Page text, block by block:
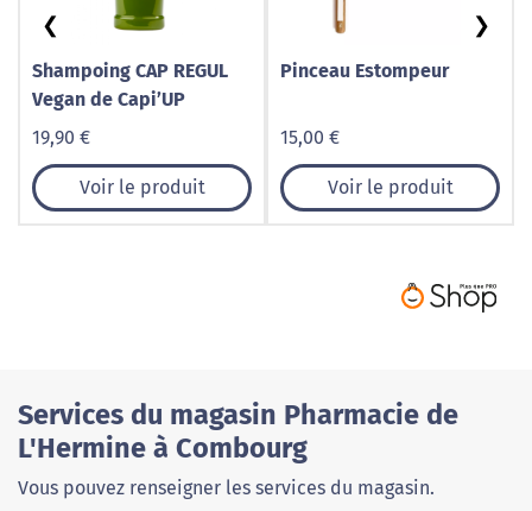
Shampoing CAP REGUL
Vegan de Capi’UP
19,90 €
Voir le produit
Pinceau Estompeur
15,00 €
Voir le produit
❮ ❯
Services du magasin Pharmacie de
L'Hermine à Combourg
Vous pouvez renseigner les services du magasin.